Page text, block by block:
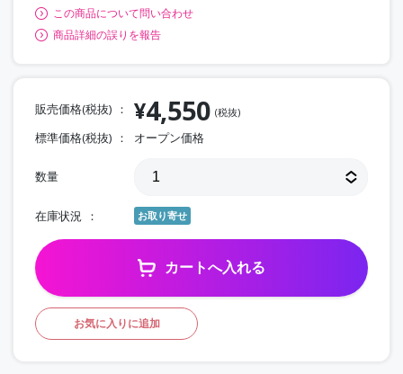
この商品について問い合わせ
商品詳細の誤りを報告
販売価格(税抜) ¥4,550 (税抜)
標準価格(税抜) オープン価格
数量
在庫状況 お取り寄せ
カートへ入れる
お気に入りに追加